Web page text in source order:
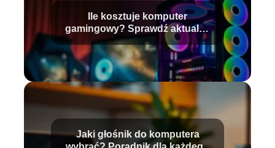
Ile kosztuje komputer
gamingowy? Sprawdź aktualne
ceny!
Jaki głośnik do komputera